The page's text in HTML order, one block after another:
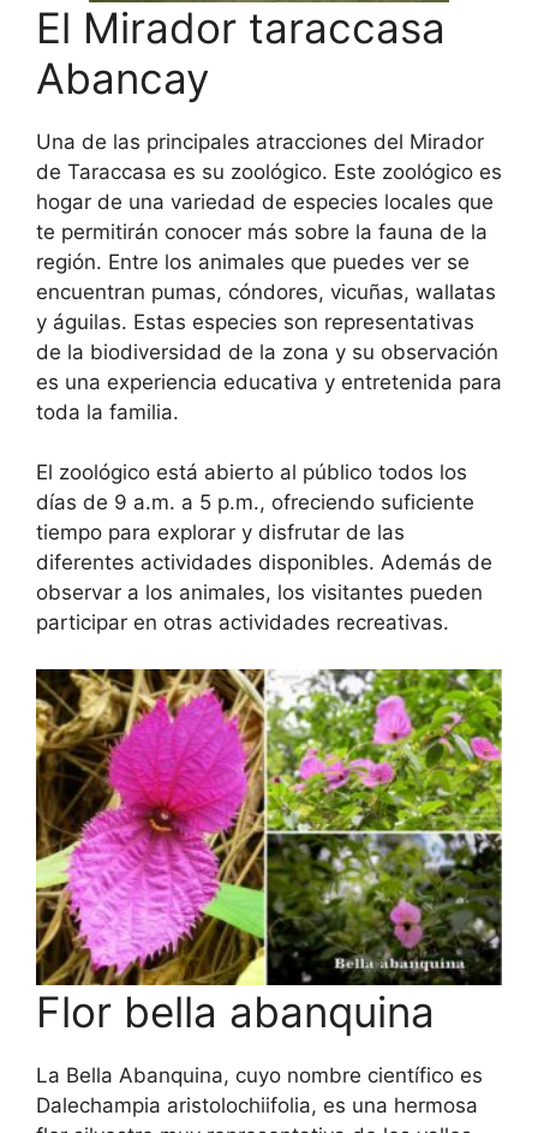
El Mirador taraccasa
Abancay
Una de las principales atracciones del Mirador
de Taraccasa es su zoológico. Este zoológico es
hogar de una variedad de especies locales que
te permitirán conocer más sobre la fauna de la
región. Entre los animales que puedes ver se
encuentran pumas, cóndores, vicuñas, wallatas
y águilas. Estas especies son representativas
de la biodiversidad de la zona y su observación
es una experiencia educativa y entretenida para
toda la familia.
El zoológico está abierto al público todos los
días de 9 a.m. a 5 p.m., ofreciendo suficiente
tiempo para explorar y disfrutar de las
diferentes actividades disponibles. Además de
observar a los animales, los visitantes pueden
participar en otras actividades recreativas.
Flor bella abanquina
La Bella Abanquina, cuyo nombre científico es
Dalechampia aristolochiifolia, es una hermosa